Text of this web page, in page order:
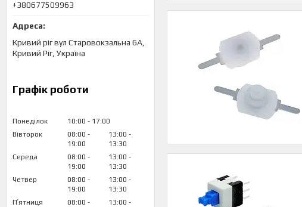
+380677509963
Кривий ріг вул Старовокзальна 6А,
Кривий Ріг, Україна
Графік роботи
Понеділок 10:00
17:00
Вівторок
08:00
19:00
13:00
13:30
Середа
08:00
19:00
13:00
13:30
Четвер
08:00
19:00
13:00
13:30
Пʼятниця
08:00
13:00